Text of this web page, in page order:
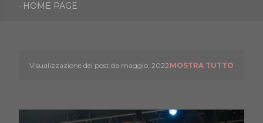
HOME PAGE
Visualizzazione dei post da maggio, 2022 MOSTRA TUTTO